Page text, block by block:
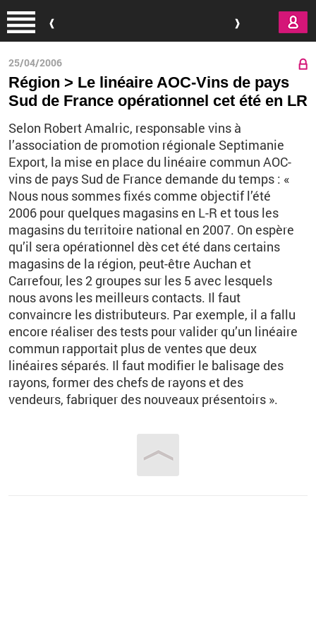
25/04/2006
Région > Le linéaire AOC-Vins de pays
Sud de France opérationnel cet été en LR
Selon Robert Amalric, responsable vins à
l’association de promotion régionale Septimanie
Export, la mise en place du linéaire commun AOC-
vins de pays Sud de France demande du temps : «
Nous nous sommes fixés comme objectif l’été
2006 pour quelques magasins en L-R et tous les
magasins du territoire national en 2007. On espère
qu’il sera opérationnel dès cet été dans certains
magasins de la région, peut-être Auchan et
Carrefour, les 2 groupes sur les 5 avec lesquels
nous avons les meilleurs contacts. Il faut
convaincre les distributeurs. Par exemple, il a fallu
encore réaliser des tests pour valider qu’un linéaire
commun rapportait plus de ventes que deux
linéaires séparés. Il faut modifier le balisage des
rayons, former des chefs de rayons et des
vendeurs, fabriquer des nouveaux présentoirs ».